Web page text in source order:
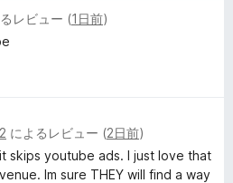
レビュー (1日前)
によるレビュー (2日前)
skips youtube ads. I just love that
Im sure THEY will find a way